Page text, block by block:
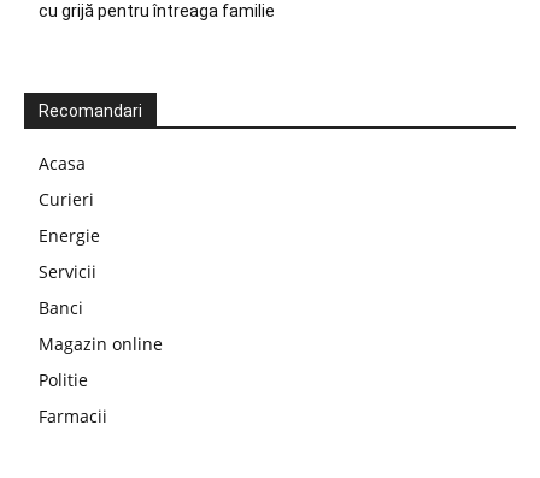
cu grijă pentru întreaga familie
Recomandari
Acasa
Curieri
Energie
Servicii
Banci
Magazin online
Politie
Farmacii